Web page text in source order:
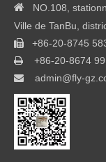
 NO.108,
Ville de TanBu,
 +86-20-8745
 +86-20-8674
 admin@fly-